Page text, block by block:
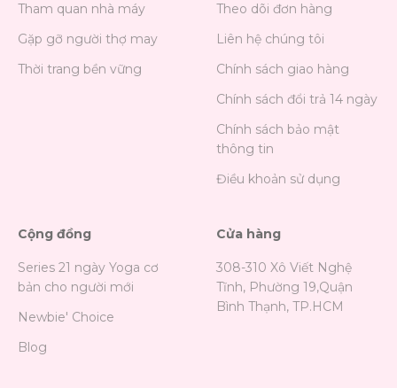
Tham quan nhà máy
Gặp gỡ người thợ may
Thời trang bền vững
Theo dõi đơn hàng
Liên hệ chúng tôi
Chính sách giao hàng
Chính sách đổi trả 14 ngày
Chính sách bảo mật
thông tin
Điều khoản sử dụng
Cộng đồng
Series 21 ngày Yoga cơ
bản cho người mới
Newbie' Choice
Blog
Cửa hàng
308-310 Xô Viết Nghệ
Tĩnh, Phường 19,Quận
Bình Thạnh, TP.HCM